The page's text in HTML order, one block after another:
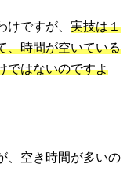
ですが、 実技は１
、時間が空いている
ではないのですよ
、空き時間が多いの